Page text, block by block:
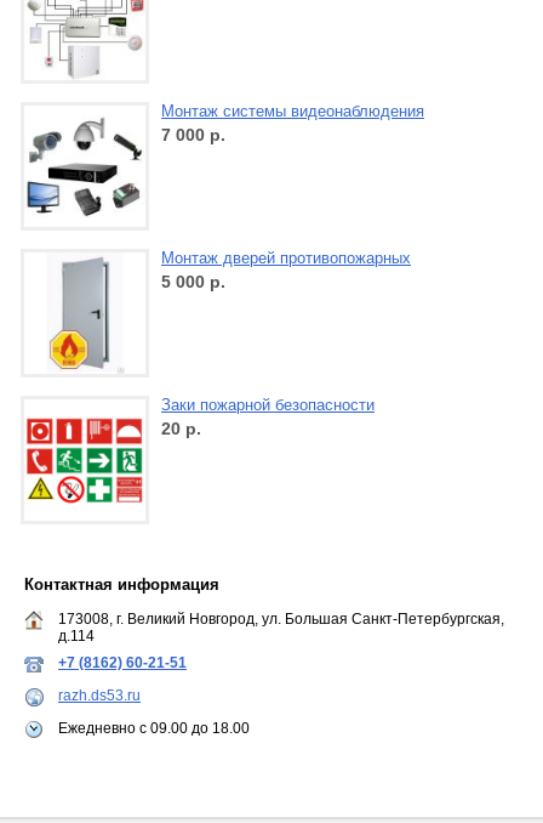
Монтаж системы видеонаблюдения
7 000 р.
Монтаж дверей противопожарных
5 000 р.
Заки пожарной безопасности
20 р.
Контактная информация
173008, г. Великий Новгород, ул. Большая Санкт-Петербургская,
д.114
+7 (8162) 60-21-51
razh.ds53.ru
Ежедневно с 09.00 до 18.00